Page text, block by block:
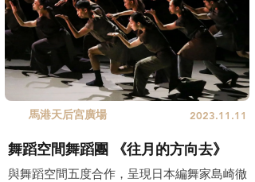
馬港天后宮廣場 2023.11.11
舞蹈空間舞蹈團 《往月的方向去》
與舞蹈空間五度合作，呈現日本編舞家島崎徹